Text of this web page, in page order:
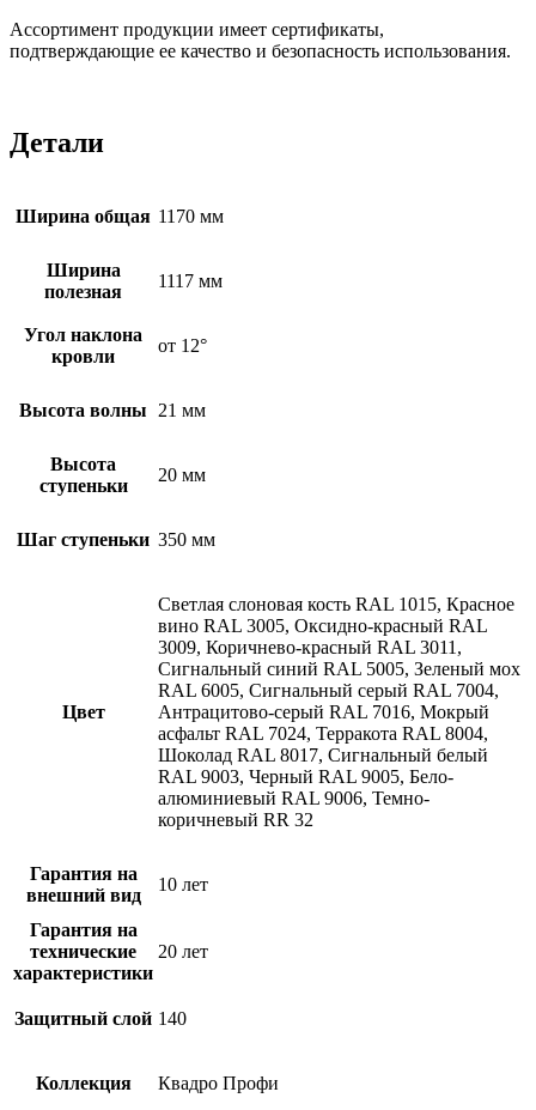
Ассортимент продукции имеет сертификаты,
подтверждающие ее качество и безопасность использования.
Детали
Ширина общая 1170 мм
Ширина
полезная
1117 мм
Угол наклона
кровли
от 12°
Высота волны 21 мм
Высота
ступеньки
20 мм
Шаг ступеньки 350 мм
Цвет
Светлая слоновая кость RAL 1015, Красное
вино RAL 3005, Оксидно-красный RAL
3009, Коричнево-красный RAL 3011,
Сигнальный синий RAL 5005, Зеленый мох
RAL 6005, Сигнальный серый RAL 7004,
Антрацитово-серый RAL 7016, Мокрый
асфальт RAL 7024, Терракота RAL 8004,
Шоколад RAL 8017, Сигнальный белый
RAL 9003, Черный RAL 9005, Бело-
алюминиевый RAL 9006, Темно-
коричневый RR 32
Гарантия на
внешний вид
10 лет
Гарантия на
технические
характеристики
20 лет
Защитный слой 140
Коллекция Квадро Профи